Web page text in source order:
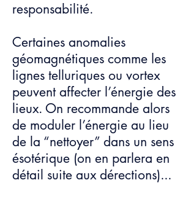
responsabilité.
Certaines anomalies
géomagnétiques comme les
lignes telluriques ou vortex
peuvent affecter l’énergie des
lieux. On recommande alors
de moduler l’énergie au lieu
de la “nettoyer” dans un sens
ésotérique (on en parlera en
détail suite aux dérections)...